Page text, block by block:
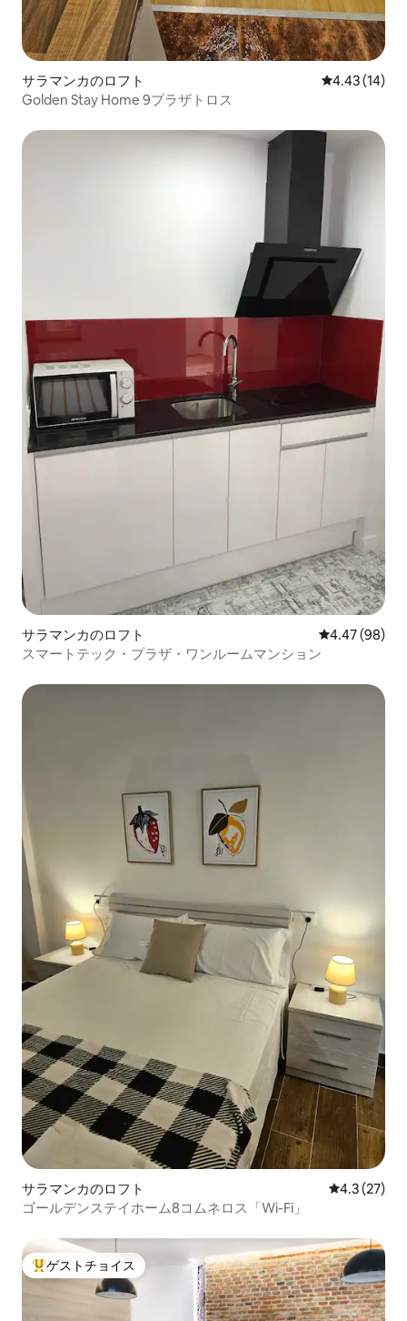
サラマンカのロフト レビュー14
4.43 (14)
Golden Stay Home 9プラザトロス
サラマンカのロフト レビュー98
4.47 (98)
スマートテック・プラザ・ワンルームマンション
サラマンカのロフト レビュー27
4.3 (27)
ゴールデンステイホーム8コムネロス「Wi-Fi」
大好評のゲストチョイスです。
ゲストチョイス